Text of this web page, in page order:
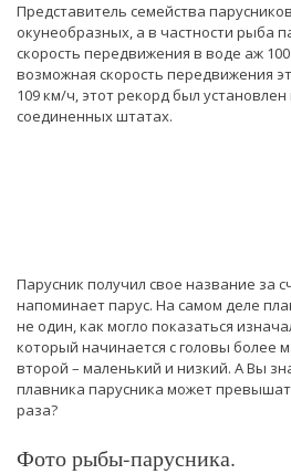
Представитель семейства
окунеобразных, а в частности рыба
скорость передвижения в воде аж
возможная скорость передвижения
109 км/ч, этот рекорд был
соединенных штатах.
Парусник получил свое название за
напоминает парус. На самом деле
не один, как могло показаться
который начинается с головы более
второй – маленький и низкий. А Вы
плавника парусника может
раза?
Фото рыбы-парусника.